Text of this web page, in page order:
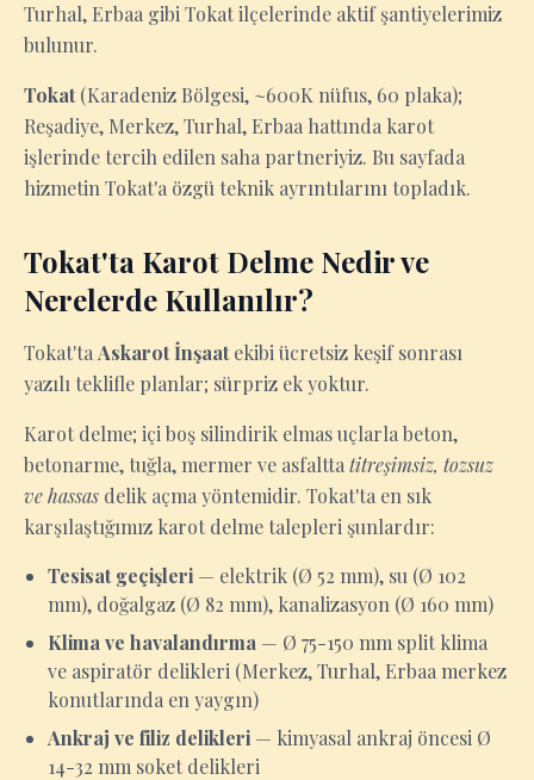
Turhal, Erbaa gibi Tokat ilçelerinde aktif şantiyelerimiz
bulunur.
Tokat(Karadeniz Bölgesi, ~600K nüfus, 60 plaka);
Reşadiye, Merkez, Turhal, Erbaa hattında karot
işlerinde tercih edilen saha partneriyiz. Bu sayfada
hizmetin Tokat'a özgü teknik ayrıntılarını topladık.
Tokat'ta Karot Delme Nedir ve
Nerelerde Kullanılır?
Tokat'ta Askarot İnşaatekibi ücretsiz keşif sonrası
yazılı teklifle planlar; sürpriz ek yoktur.
Karot delme; içi boş silindirik elmas uçlarla beton,
betonarme, tuğla, mermer ve asfaltta titreşimsiz, tozsuz
ve hassas delik açma yöntemidir. Tokat'ta en sık
karşılaştığımız karot delme talepleri şunlardır:
Tesisat geçişleri — elektrik (Ø 52 mm), su (Ø 102
mm), doğalgaz (Ø 82 mm), kanalizasyon (Ø 160 mm)
Klima ve havalandırma — Ø 75-150 mm split klima
ve aspiratör delikleri (Merkez, Turhal, Erbaa merkez
konutlarında en yaygın)
Ankraj ve filiz delikleri — kimyasal ankraj öncesi Ø
14-32 mm soket delikleri